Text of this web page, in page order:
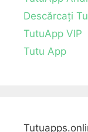
Descărcați
TutuApp VIP
Tutu App